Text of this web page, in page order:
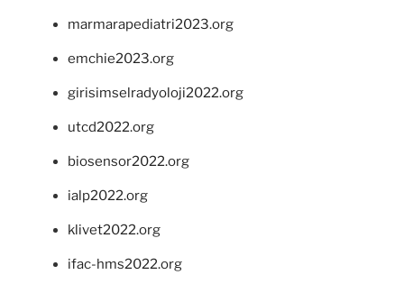
marmarapediatri2023.org
emchie2023.org
girisimselradyoloji2022.org
utcd2022.org
biosensor2022.org
ialp2022.org
klivet2022.org
ifac-hms2022.org